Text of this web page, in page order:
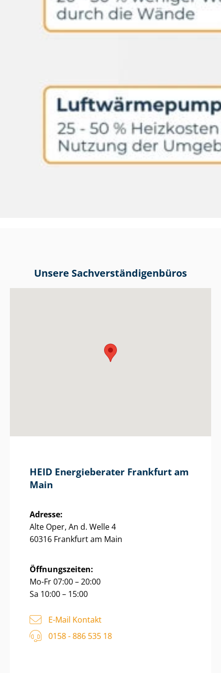
Unsere Sach­ver­stän­di­gen­bü­ros
HEID Energieberater Frankfurt am
Main
Adresse:
Alte Oper, An d. Welle 4
60316 Frankfurt am Main
Öffnungszeiten:
Mo-Fr 07:00 – 20:00
Sa 10:00 – 15:00
E-Mail Kontakt
0158 - 886 535 18